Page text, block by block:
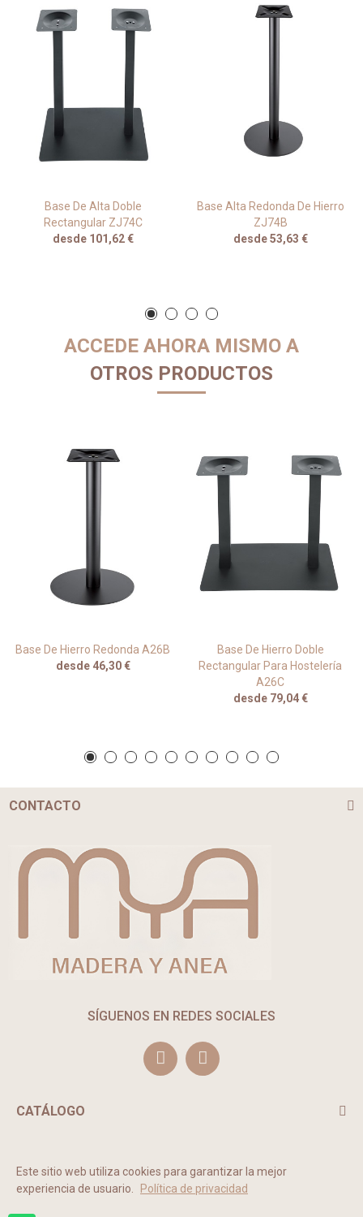
Base De Alta Doble
Rectangular ZJ74C
desde 101,62 €
Base Alta Redonda De Hierro
ZJ74B
desde 53,63 €
ACCEDE AHORA MISMO A
OTROS PRODUCTOS
Base De Hierro Redonda A26B
desde 46,30 €
Base De Hierro Doble
Rectangular Para Hostelería
A26C
desde 79,04 €
CONTACTO
SÍGUENOS EN REDES SOCIALES
CATÁLOGO
Este sitio web utiliza cookies para garantizar la mejor
experiencia de usuario.
Política de privacidad